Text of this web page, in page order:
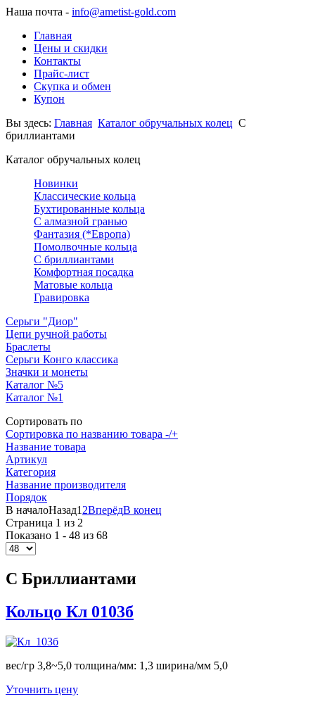
Наша почта - info@ametist-gold.com
Главная
Цены и скидки
Контакты
Прайс-лист
Скупка и обмен
Купон
Вы здесь: Главная Каталог обручальных колец С
бриллиантами
Каталог обручальных колец
Новинки
Классические кольца
Бухтированные кольца
С алмазной гранью
Фантазия (*Европа)
Помолвочные кольца
С бриллиантами
Комфортная посадка
Матовые кольца
Гравировка
Серьги "Диор"
Цепи ручной работы
Браслеты
Серьги Конго классика
Значки и монеты
Каталог №5
Каталог №1
Сортировать по
Сортировка по названию товара -/+
Название товара
Артикул
Категория
Название производителя
Порядок
В началоНазад1 2ВперёдВ конец
Страница 1 из 2
Показано 1 - 48 из 68
С Бриллиантами
Кольцо Кл 0103б
вес/гр 3,8~5,0 толщина/мм: 1,3 ширина/мм 5,0
Уточнить цену